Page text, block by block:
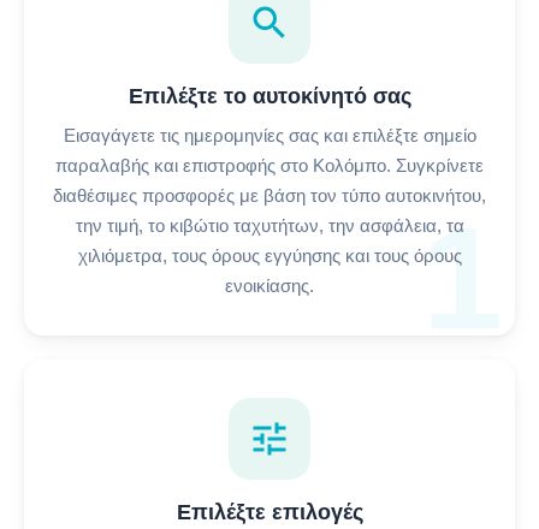
1
search
Επιλέξτε το αυτοκίνητό σας
Εισαγάγετε τις ημερομηνίες σας και επιλέξτε σημείο
παραλαβής και επιστροφής στο Κολόμπο. Συγκρίνετε
διαθέσιμες προσφορές με βάση τον τύπο αυτοκινήτου,
την τιμή, το κιβώτιο ταχυτήτων, την ασφάλεια, τα
χιλιόμετρα, τους όρους εγγύησης και τους όρους
ενοικίασης.
tune
Επιλέξτε επιλογές